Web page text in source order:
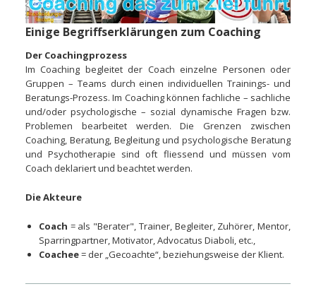
Einige Begriffserklärungen zum Coaching
Der Coachingprozess
Im Coaching begleitet der Coach einzelne Personen oder
Gruppen – Teams durch einen individuellen Trainings- und
Beratungs-Prozess. Im Coaching können fachliche – sachliche
und/oder psychologische – sozial dynamische Fragen bzw.
Problemen bearbeitet werden. Die Grenzen zwischen
Coaching, Beratung, Begleitung und psychologische Beratung
und Psychotherapie sind oft fliessend und müssen vom
Coach deklariert und beachtet werden.
Die Akteure
Coach = als "Berater", Trainer, Begleiter, Zuhörer, Mentor,
Sparringpartner, Motivator, Advocatus Diaboli, etc.,
Coachee= der „Gecoachte“, beziehungsweise der Klient.